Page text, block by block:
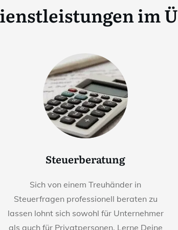
im
Steuerberatung
Sich von einem Treuhänder in
Steuerfragen professionell beraten zu
lassen lohnt sich sowohl für Unternehmer
als auch für Privatpersonen. Lerne Deine